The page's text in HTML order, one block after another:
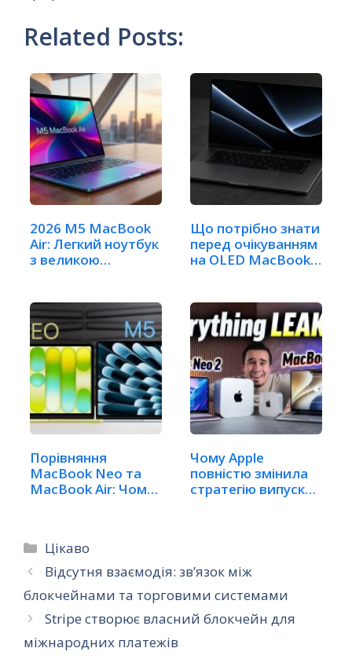
Related Posts:
2026 M5 MacBook
Air: Легкий ноутбук
з великою
Що потрібно знати
перед очікуванням
на OLED MacBook
Порівняння
MacBook Neo та
MacBook Air: Чому
Чому Apple
повністю змінила
стратегію випуску
Категорії
Цікаво
Відсутня взаємодія: зв’язок між
блокчейнами та торговими системами
Stripe створює власний блокчейн для
міжнародних платежів